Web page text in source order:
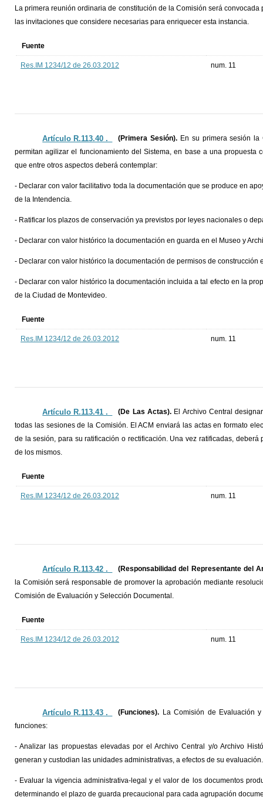
La primera reunión ordinaria de constitución de la Comisión será
las invitaciones que considere necesarias para enriquecer esta instancia.
Fuente
Res.IM 1234/12 de 26.03.2012 num. 11
Artículo R.113.40 ._ (Primera Sesión). En su primera sesión la
permitan agilizar el funcionamiento del Sistema, en base a una propuesta
que entre otros aspectos deberá contemplar:
- Declarar con valor facilitativo toda la documentación que se produce en
de la Intendencia.
- Ratificar los plazos de conservación ya previstos por leyes nacionales o
- Declarar con valor histórico la documentación en guarda en el Museo y
- Declarar con valor histórico la documentación de permisos de
- Declarar con valor histórico la documentación incluida a tal efecto en la
de la Ciudad de Montevideo.
Fuente
Res.IM 1234/12 de 26.03.2012 num. 11
Artículo R.113.41 ._ (De Las Actas).El Archivo Central
todas las sesiones de la Comisión. El ACM enviará las actas en formato
de la sesión, para su ratificación o rectificación. Una vez ratificadas,
de los mismos.
Fuente
Res.IM 1234/12 de 26.03.2012 num. 11
Artículo R.113.42 ._
(Responsabilidad del Representante del
la Comisión será responsable de promover la aprobación mediante
Comisión de Evaluación y Selección Documental.
Fuente
Res.IM 1234/12 de 26.03.2012 num. 11
Artículo R.113.43 ._ (Funciones). La Comisión de Evaluación
funciones:
- Analizar las propuestas elevadas por el Archivo Central y/o Archivo
generan y custodian las unidades administrativas, a efectos de su evaluación.
- Evaluar la vigencia administrativa-legal y el valor de los documentos
determinando el plazo de guarda precaucional para cada agrupación